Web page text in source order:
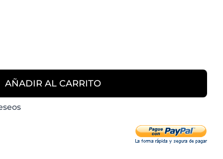
AÑADIR AL CARRITO